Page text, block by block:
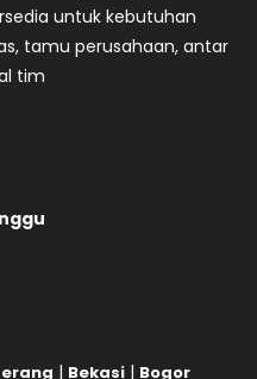
untuk kebutuhan
tamu perusahaan, antar
tim
| Bekasi | Bogor